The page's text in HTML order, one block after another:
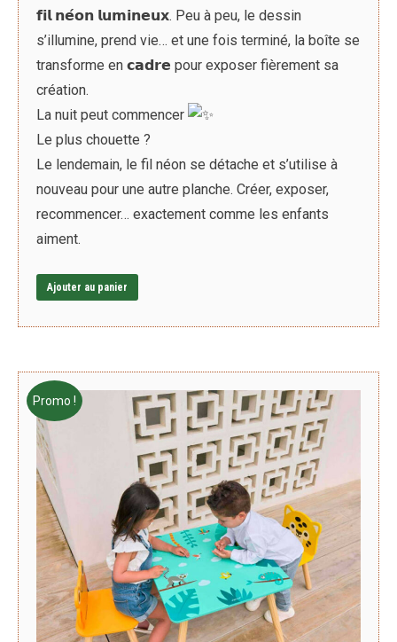
𝗳𝗶𝗹 𝗻𝗲́𝗼𝗻 𝗹𝘂𝗺𝗶𝗻𝗲𝘂𝘅. Peu à peu, le dessin
s’illumine, prend vie… et une fois terminé, la boîte se
transforme en 𝗰𝗮𝗱𝗿𝗲 pour exposer fièrement sa
création.
La nuit peut commencer
Le plus chouette ?
Le lendemain, le fil néon se détache et s’utilise à
nouveau pour une autre planche. Créer, exposer,
recommencer… exactement comme les enfants
aiment.
Ajouter au panier
Promo !